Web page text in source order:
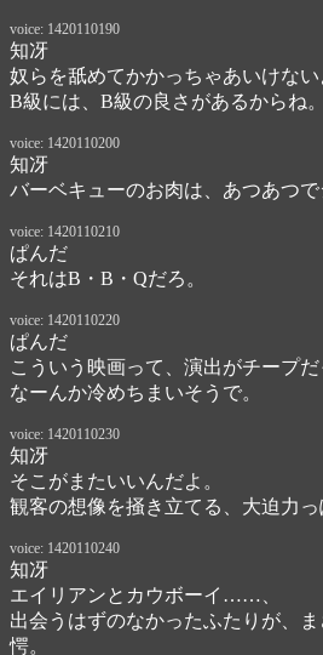
voice: 1420110190
知冴
奴らを舐めてかかっちゃあいけない
B級には、B級の良さがあるからね。
voice: 1420110200
知冴
バーベキューのお肉は、あつあつで
voice: 1420110210
ぱんだ
それはB・B・Qだろ。
voice: 1420110220
ぱんだ
こういう映画って、演出がチープだ
なーんか冷めちまいそうで。
voice: 1420110230
知冴
そこがまたいいんだよ。
観客の想像を掻き立てる、大迫力
voice: 1420110240
知冴
エイリアンとカウボーイ……、
出会うはずのなかったふたりが、
愕。